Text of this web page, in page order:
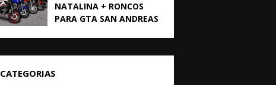
NATALINA + RONCOS
PARA GTA SAN ANDREAS
CATEGORIAS